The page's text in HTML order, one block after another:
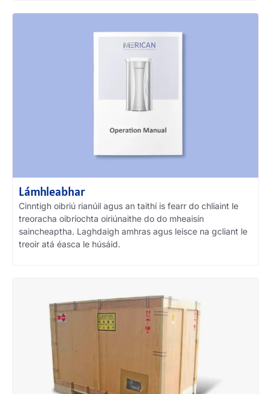
Lámhleabhar
Cinntigh oibriú rianúil agus an taithí is fearr do chliaint le
treoracha oibríochta oiriúnaithe do do mheaisín
saincheaptha. Laghdaigh amhras agus leisce na gcliant le
treoir atá éasca le húsáid.